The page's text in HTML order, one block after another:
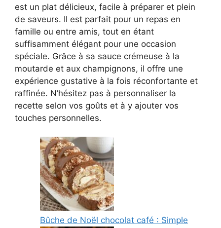
est un plat délicieux, facile à préparer et plein
de saveurs. Il est parfait pour un repas en
famille ou entre amis, tout en étant
suffisamment élégant pour une occasion
spéciale. Grâce à sa sauce crémeuse à la
moutarde et aux champignons, il offre une
expérience gustative à la fois réconfortante et
raffinée. N’hésitez pas à personnaliser la
recette selon vos goûts et à y ajouter vos
touches personnelles.
Bûche de Noël chocolat café : Simple